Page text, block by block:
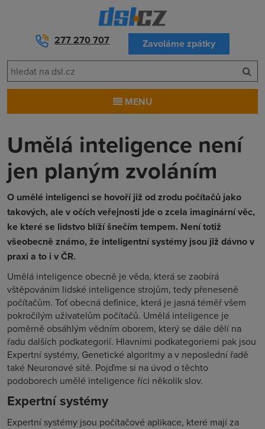
277 270 707 Zavoláme zpátky
MENU
Umělá inteligence není
jen planým zvoláním
O umělé inteligenci se hovoří již od zrodu počítačů jako
takových, ale v očích veřejnosti jde o zcela imaginární věc,
ke které se lidstvo blíží šnečím tempem. Není totiž
všeobecně známo, že inteligentní systémy jsou již dávno v
praxi a to i v ČR.
Umělá inteligence obecně je věda, která se zaobírá
vštěpováním lidské inteligence strojům, tedy přeneseně
počítačům. Toť obecná definice, která je jasná téměř všem
pokročilým uživatelům počítačů. Umělá inteligence je
poměrně obsáhlým vědním oborem, který se dále dělí na
řadu dalších podkategorií. Hlavními podkategoriemi pak jsou
Expertní systémy, Genetické algoritmy a v neposlední řadě
také Neuronové sítě. Pojďme si na úvod o těchto
podoborech umělé inteligence říci několik slov.
Expertní systémy
Expertní systémy jsou počítačové aplikace, které mají za